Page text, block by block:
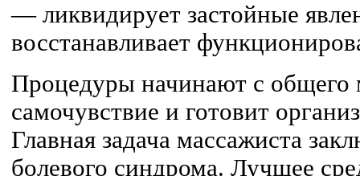
— ликвидирует застойные
восстанавливает
Процедуры начинают с общего
самочувствие и готовит
Главная задача массажиста
болевого синдрома. Лучшее